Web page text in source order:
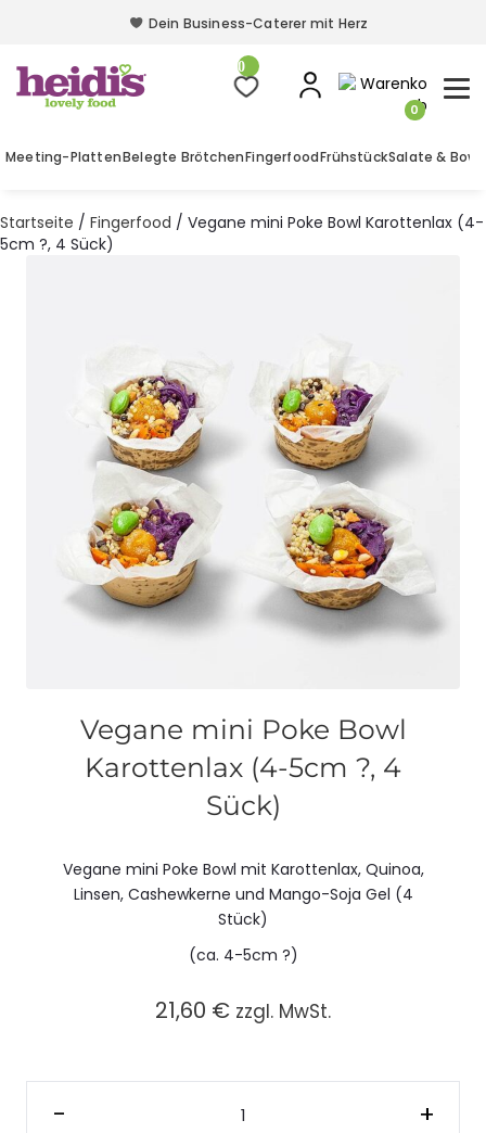
Dein Business-Caterer mit Herz
Dein Business-Caterer mit Herz
0
0
Meeting-PlattenBelegte BrötchenFingerfoodFrühstückSalate &
Startseite / Fingerfood / Vegane mini Poke Bowl Karottenlax (4-
5cm ?, 4 Sück)
Vegane mini Poke Bowl
Karottenlax (4-5cm ?, 4
Sück)
Vegane mini Poke Bowl mit Karottenlax, Quinoa,
Linsen, Cashewkerne und Mango-Soja Gel (4
Stück)
(ca. 4-5cm ?)
21,60 € zzgl. MwSt.
-
Vegane
+